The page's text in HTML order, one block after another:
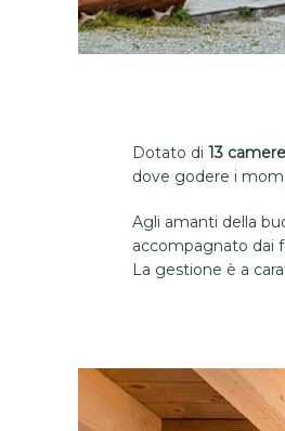
Dotato di 13
dove godere i
Agli amanti della
accompagnato dai
La gestione è a